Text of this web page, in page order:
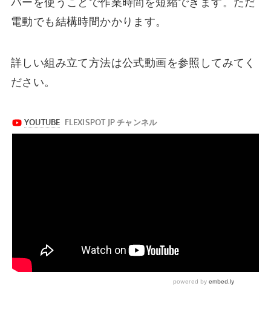
バーを使うことで作業時間を短縮できます。ただ
電動でも結構時間かかります。
詳しい組み立て方法は公式動画を参照してみてく
ださい。